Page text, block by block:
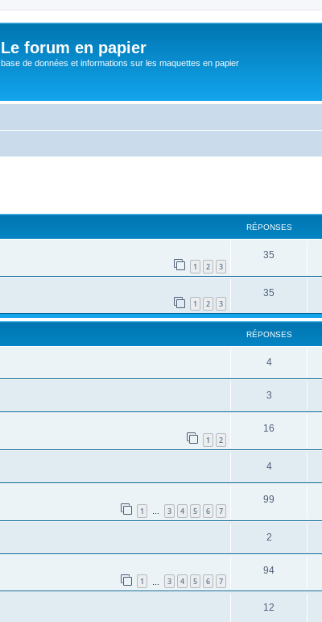
Le forum en papier
base de données et informations sur les maquettes en papier
RÉPONSES
1 2 3
35
1 2 3
35
RÉPONSES
4
3
1 2
16
4
1 … 3 4 5 6 7
99
2
1 3 4 5 6 7
94
12